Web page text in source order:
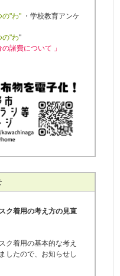
の"わ" ・学校教育アンケ
の"わ"
の諸費について 」
ク着用の考え方の見直
ク着用の基本的な考え
したので、お知らせし